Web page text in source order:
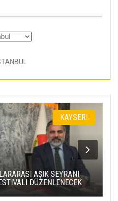
KAYSERI
AŞIK SEYRANI
DÜZENLENECEK